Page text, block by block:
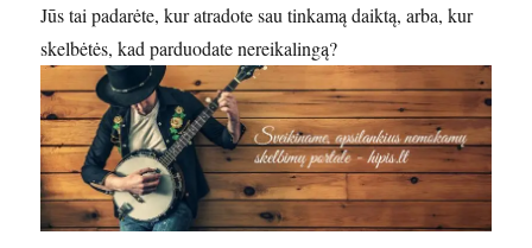
Jūs tai padarėte, kur atradote sau tinkamą daiktą, arba, kur
skelbėtės, kad parduodate nereikalingą?